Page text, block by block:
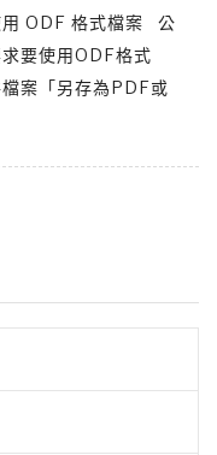
用 ODF 格式檔案 公
要使用ODF格式
檔案「另存為PDF或